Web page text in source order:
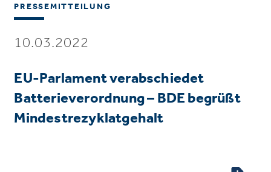
PRESSEMITTEILUNG
10.03.2022
EU-Parlament verabschiedet
Batterieverordnung – BDE begrüßt
Mindestrezyklatgehalt